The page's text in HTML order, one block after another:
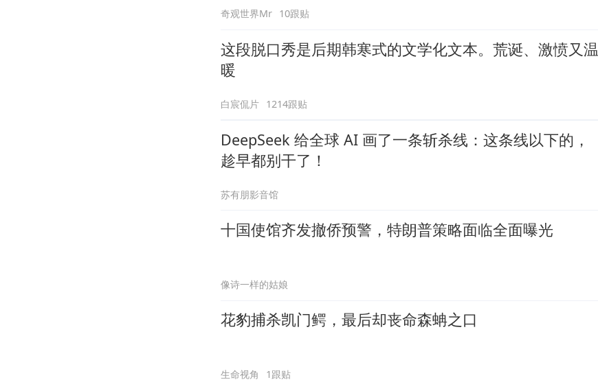
奇观世界Mr 10跟贴
这段脱口秀是后期韩寒式的文学化文本。荒诞、激愤又温
暖
白宸侃片 1214跟贴
DeepSeek 给全球 AI 画了一条斩杀线：这条线以下的，
趁早都别干了！
苏有朋影音馆
十国使馆齐发撤侨预警，特朗普策略面临全面曝光
像诗一样的姑娘
花豹捕杀凯门鳄，最后却丧命森蚺之口
生命视角 1跟贴